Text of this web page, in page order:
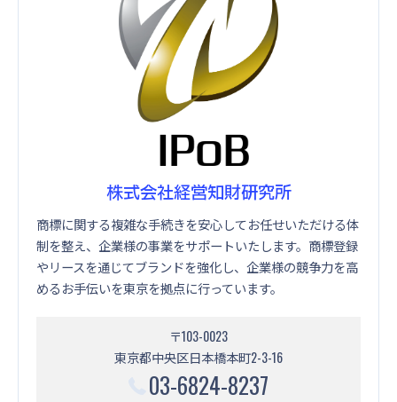
株式会社経営知財研究所
商標に関する複雑な手続きを安心してお任せいただける体
制を整え、企業様の事業をサポートいたします。商標登録
やリースを通じてブランドを強化し、企業様の競争力を高
めるお手伝いを東京を拠点に行っています。
〒103-0023
東京都中央区日本橋本町2-3-16
03-6824-8237